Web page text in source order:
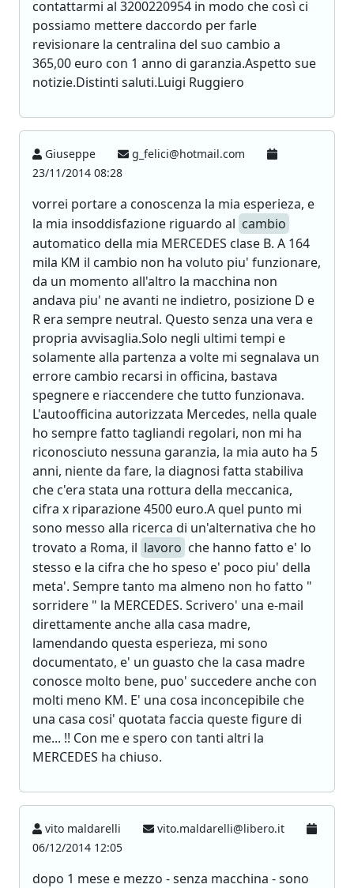
contattarmi al 3200220954 in modo che così ci
possiamo mettere daccordo per farle
revisionare la centralina del suo cambio a
365,00 euro con 1 anno di garanzia.Aspetto sue
notizie.Distinti saluti.Luigi Ruggiero
Giuseppe
g_felici@hotmail.com
23/11/2014 08:28
vorrei portare a conoscenza la mia esperieza, e
la mia insoddisfazione riguardo al cambio
automatico della mia MERCEDES clase B. A 164
mila KM il cambio non ha voluto piu' funzionare,
da un momento all'altro la macchina non
andava piu' ne avanti ne indietro, posizione D e
R era sempre neutral. Questo senza una vera e
propria avvisaglia.Solo negli ultimi tempi e
solamente alla partenza a volte mi segnalava un
errore cambio recarsi in officina, bastava
spegnere e riaccendere che tutto funzionava.
L'autoofficina autorizzata Mercedes, nella quale
ho sempre fatto tagliandi regolari, non mi ha
riconosciuto nessuna garanzia, la mia auto ha 5
anni, niente da fare, la diagnosi fatta stabiliva
che c'era stata una rottura della meccanica,
cifra x riparazione 4500 euro.A quel punto mi
sono messo alla ricerca di un'alternativa che ho
trovato a Roma, il lavoro che hanno fatto e' lo
stesso e la cifra che ho speso e' poco piu' della
meta'. Sempre tanto ma almeno non ho fatto "
sorridere " la MERCEDES. Scrivero' una e-mail
direttamente anche alla casa madre,
lamendando questa esperieza, mi sono
documentato, e' un guasto che la casa madre
conosce molto bene, puo' succedere anche con
molti meno KM. E' una cosa inconcepibile che
una casa cosi' quotata faccia queste figure di
me... !! Con me e spero con tanti altri la
MERCEDES ha chiuso.
vito maldarelli
vito.maldarelli@libero.it
06/12/2014 12:05
dopo 1 mese e mezzo - senza macchina - sono